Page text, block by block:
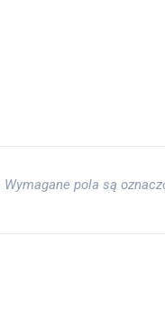
Wymagane pola są